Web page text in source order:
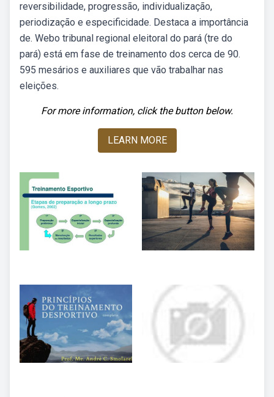
reversibilidade, progressão, individualização,
periodização e especificidade. Destaca a importância
de. Webo tribunal regional eleitoral do pará (tre do
pará) está em fase de treinamento dos cerca de 90.
595 mesários e auxiliares que vão trabalhar nas
eleições.
For more information, click the button below.
LEARN MORE